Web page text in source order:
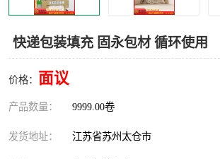
快递包装填充 固永包材 循环使用
价格： 面议
产品数量： 9999.00卷
发货地址： 江苏省苏州太仓市